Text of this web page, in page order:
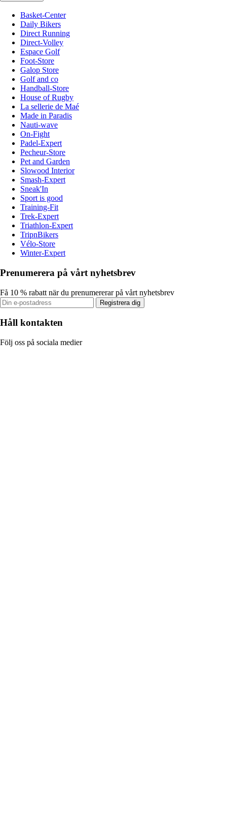
Basket-Center
Daily Bikers
Direct Running
Direct-Volley
Espace Golf
Foot-Store
Galop Store
Golf and co
Handball-Store
House of Rugby
La sellerie de Maé
Made in Paradis
Nauti-wave
On-Fight
Padel-Expert
Pecheur-Store
Pet and Garden
Slowood Interior
Smash-Expert
Sneak'In
Sport is good
Training-Fit
Trek-Expert
Triathlon-Expert
TripnBikers
Vélo-Store
Winter-Expert
Prenumerera på vårt nyhetsbrev
Få 10 % rabatt när du prenumererar på vårt nyhetsbrev
Registrera dig
Håll kontakten
Följ oss på sociala medier